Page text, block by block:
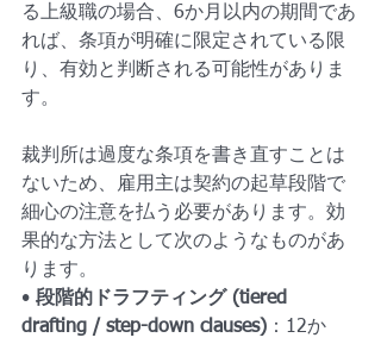
る上級職の場合、6か月以内の期間であ
れば、条項が明確に限定されている限
り、有効と判断される可能性がありま
す。
裁判所は過度な条項を書き直すことは
ないため、雇用主は契約の起草段階で
細心の注意を払う必要があります。効
果的な方法として次のようなものがあ
ります。
• 段階的ドラフティング (tiered
drafting / step-down clauses) ：12か